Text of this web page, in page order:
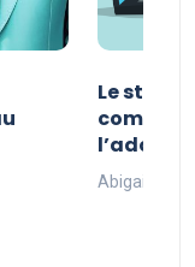
Le style
Abigail.G.30